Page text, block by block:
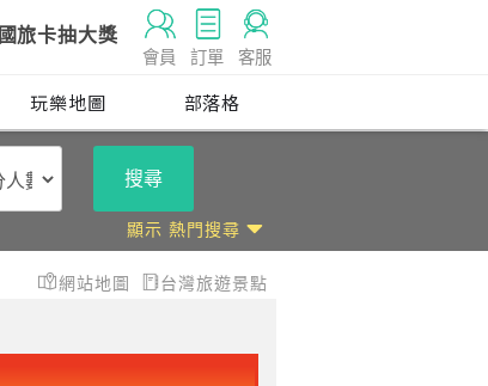
國旅卡抽大獎
會員 訂單 客服
玩樂地圖 部落格
搜尋
顯示 熱門搜尋
網站地圖 台灣旅遊景點